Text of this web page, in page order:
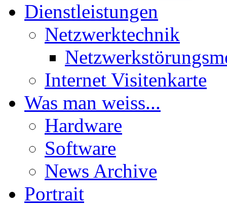
Dienstleistungen
Netzwerktechnik
Internet Visitenkarte
Was man weiss...
Hardware
Software
News Archive
Portrait